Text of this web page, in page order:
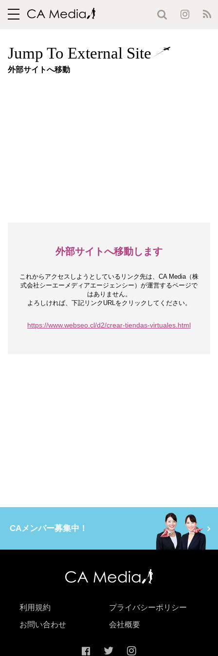
toggle
Jump To External Site
外部サイトへ移動
外部サイトへ移動します
これからアクセスしようとしているリンク先は、 CA Media（株
式会社シーエーメディアエージェンシー）が運営するページで
はありません。
よろしければ、下記リンクURLをクリックしてください。
https://www.webseo.cl/d2/crear-tiendas-virtuales.html
CAメンバー募集中！
利用規約 プライバシーポリシー
お問い合わせ 会社概要